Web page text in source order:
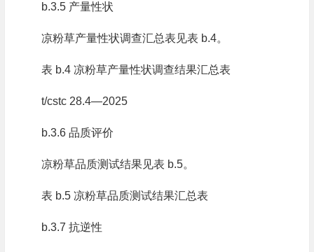
b.3.5 产量性状
凉粉草产量性状调查汇总表见表 b.4。
表 b.4 凉粉草产量性状调查结果汇总表
t/cstc 28.4—2025
b.3.6 品质评价
凉粉草品质测试结果见表 b.5。
表 b.5 凉粉草品质测试结果汇总表
b.3.7 抗逆性